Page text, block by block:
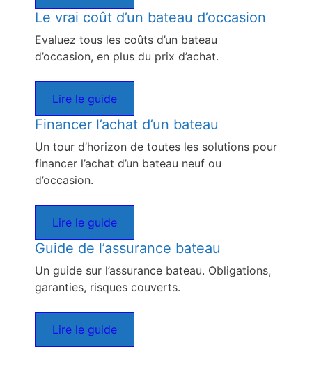
Le vrai coût d’un bateau d’occasion
Evaluez tous les coûts d’un bateau
d’occasion, en plus du prix d’achat.
Lire le guide
Financer l’achat d’un bateau
Un tour d’horizon de toutes les solutions pour
financer l’achat d’un bateau neuf ou
d’occasion.
Lire le guide
Guide de l’assurance bateau
Un guide sur l’assurance bateau. Obligations,
garanties, risques couverts.
Lire le guide